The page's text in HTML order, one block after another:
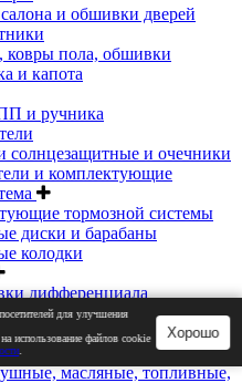
и обшивки дверей
ковры пола, обшивки
и капота
и ручника
солнцезащитные и очечники
и комплектующие
тормозной системы
диски и барабаны
колодки
дифференциала
шрусы
масляные, топливные,
для улучшения
использование файлов cookie
.
Хорошо